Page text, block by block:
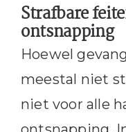
Strafbare
ontsnapping
Hoewel
meestal niet
niet voor alle